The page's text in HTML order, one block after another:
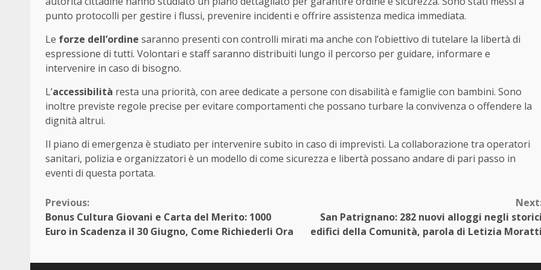
punto protocolli per gestire i flussi, prevenire incidenti e offrire assistenza medica immediata.
Le forze dell’ordine saranno presenti con controlli mirati ma anche con l’obiettivo di tutelare la libertà di
espressione di tutti. Volontari e staff saranno distribuiti lungo il percorso per guidare, informare e
intervenire in caso di bisogno.
L’accessibilità resta una priorità, con aree dedicate a persone con disabilità e famiglie con bambini. Sono
inoltre previste regole precise per evitare comportamenti che possano turbare la convivenza o offendere la
dignità altrui.
Il piano di emergenza è studiato per intervenire subito in caso di imprevisti. La collaborazione tra operatori
sanitari, polizia e organizzatori è un modello di come sicurezza e libertà possano andare di pari passo in
eventi di questa portata.
Continue
Reading
Previous:
Bonus Cultura Giovani e Carta del Merito: 1000
Euro in Scadenza il 30 Giugno, Come Richiederli Ora
San Patrignano: 282 nuovi alloggi negli storici
edifici della Comunità, parola di Letizia Moratti